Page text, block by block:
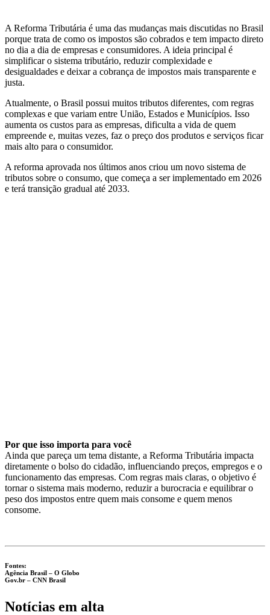
A Reforma Tributária é uma das mudanças mais discutidas no Brasil
porque trata de como os impostos são cobrados e tem impacto direto
no dia a dia de empresas e consumidores. A ideia principal é
simplificar o sistema tributário, reduzir complexidade e
desigualdades e deixar a cobrança de impostos mais transparente e
justa.
Atualmente, o Brasil possui muitos tributos diferentes, com regras
complexas e que variam entre União, Estados e Municípios. Isso
aumenta os custos para as empresas, dificulta a vida de quem
empreende e, muitas vezes, faz o preço dos produtos e serviços ficar
mais alto para o consumidor.
A reforma aprovada nos últimos anos criou um novo sistema de
tributos sobre o consumo, que começa a ser implementado em 2026
e terá transição gradual até 2033.
Por que isso importa para você
Ainda que pareça um tema distante, a Reforma Tributária impacta
diretamente o bolso do cidadão, influenciando preços, empregos e o
funcionamento das empresas. Com regras mais claras, o objetivo é
tornar o sistema mais moderno, reduzir a burocracia e equilibrar o
peso dos impostos entre quem mais consome e quem menos
consome.
Fontes:
Agência Brasil – O Globo
Gov.br – CNN Brasil
Notícias em alta